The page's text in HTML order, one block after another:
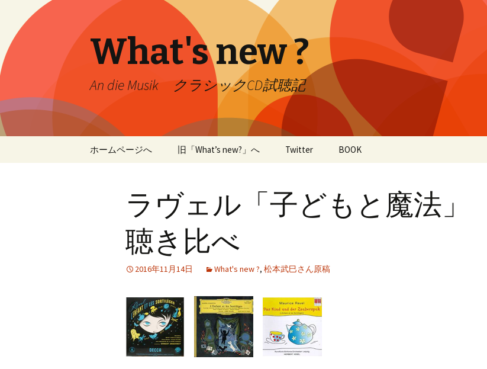
What's new ?
An die Musik クラシックCD試聴記
ホームページへ 旧「What’s new?」へ Twitter BOOK
ラヴェル「子どもと魔法」
聴き比べ
2016年11月14日 What's new ?, 松本武巳さん原稿